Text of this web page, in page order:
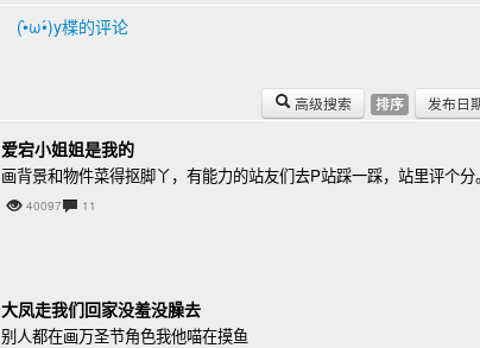
(•̀ω•́)y楪的评论
高级搜索 排序 发布日
爱宕小姐姐是我的
画背景和物件菜得抠脚丫，有能力的站友们去P站踩一踩，站里评个分
40097 11
大凤走我们回家没羞没臊去
别人都在画万圣节角色我他喵在摸鱼